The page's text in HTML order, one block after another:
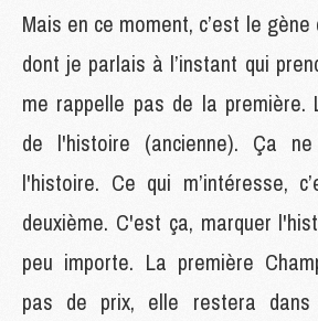
Mais en ce moment, c’est le
dont je parlais à l’instant qui
me rappelle pas de la première.
de l'histoire (ancienne). Ça
l'histoire. Ce qui m’intéresse,
deuxième. C'est ça, marquer
peu importe. La première
pas de prix, elle restera